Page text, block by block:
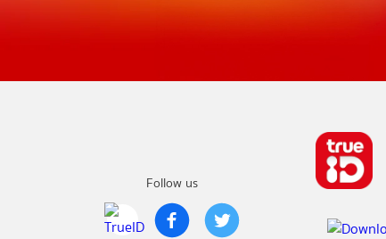
Follow us